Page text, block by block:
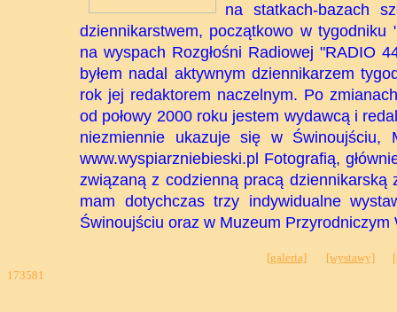
na statkach-bazach
dziennikarstwem, początkowo w tygodniku
na wyspach Rozgłośni Radiowej "RADIO
byłem nadal aktywnym dziennikarzem
rok jej redaktorem naczelnym. Po
od połowy 2000 roku jestem wydawcą i
niezmiennie ukazuje się w Świnoujściu,
www.wyspiarzniebieski.pl Fotografią,
związaną z codzienną pracą
mam dotychczas trzy indywidualne
Świnoujściu oraz w Muzeum
[galeria] [wystawy]
173581